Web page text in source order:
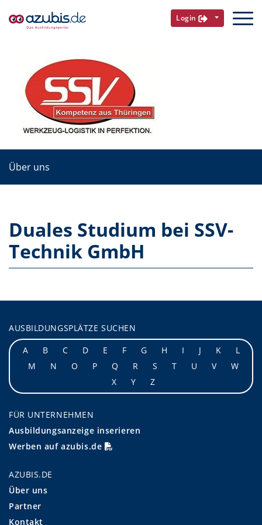
Login
Über uns
Duales Studium bei SSV-
Technik GmbH
AUSBILDUNGSPLÄTZE SUCHEN
A
B C D E F G H I J K
L
M
N O P Q R S T U V
W
X
Y Z
FÜR UNTERNEHMEN
Ausbildungsanzeige inserieren
Werben auf azubis.de
AZUBIS.DE
Über uns
Partner
Kontakt